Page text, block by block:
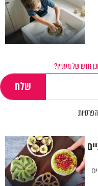
חדש של מעניין?